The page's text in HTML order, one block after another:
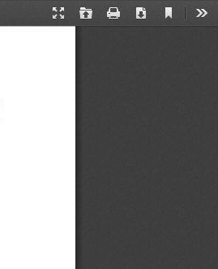
Presentation
Open Print Download
Current